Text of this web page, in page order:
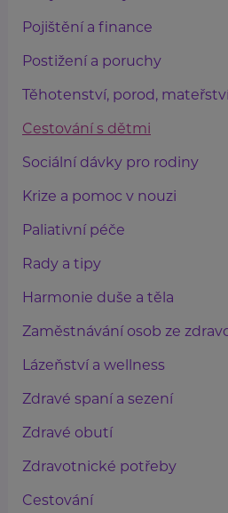
Pojištění a finance
Postižení a poruchy
Těhotenství, porod,
Cestování s dětmi
Sociální dávky pro rodiny
Krize a pomoc v nouzi
Paliativní péče
Rady a tipy
Harmonie duše a těla
Zaměstnávání osob ze
Lázeňství a wellness
Zdravé spaní a sezení
Zdravé obutí
Zdravotnické potřeby
Cestování